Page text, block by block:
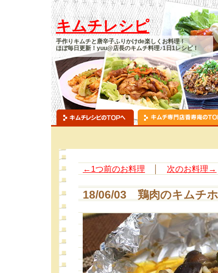
キムチレシピ
手作りキムチと唐辛子ふりかけde楽しくお料理！
ほぼ毎日更新！yuu@店長のキムチ料理♪1日1レシピ！
←1つ前のお料理 次のお料理→
18/06/03 鶏肉のキムチ